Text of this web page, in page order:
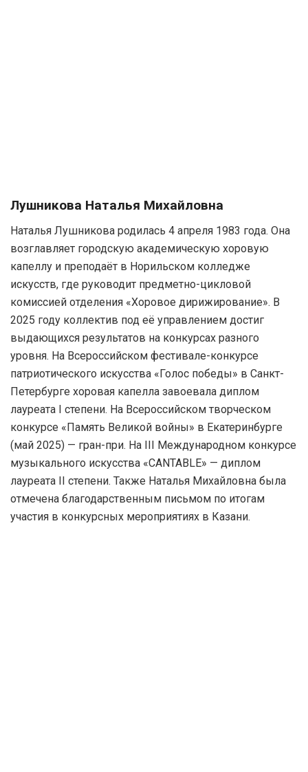
Лушникова Наталья Михайловна
Наталья Лушникова родилась 4 апреля 1983 года. Она
возглавляет городскую академическую хоровую
капеллу и преподаёт в Норильском колледже
искусств, где руководит предметно-цикловой
комиссией отделения «Хоровое дирижирование». В
2025 году коллектив под её управлением достиг
выдающихся результатов на конкурсах разного
уровня. На Всероссийском фестивале-конкурсе
патриотического искусства «Голос победы» в Санкт-
Петербурге хоровая капелла завоевала диплом
лауреата I степени. На Всероссийском творческом
конкурсе «Память Великой войны» в Екатеринбурге
(май 2025) — гран-при. На III Международном конкурсе
музыкального искусства «CANTABLE» — диплом
лауреата II степени. Также Наталья Михайловна была
отмечена благодарственным письмом по итогам
участия в конкурсных мероприятиях в Казани.